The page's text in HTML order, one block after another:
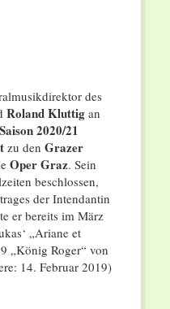
des
Roland Kluttigan
Saison 2020/21
zu den Grazer
Oper Graz. Sein
beschlossen,
der Intendantin
er bereits im März
„Ariane et
„König Roger“ von
14. Februar 2019)